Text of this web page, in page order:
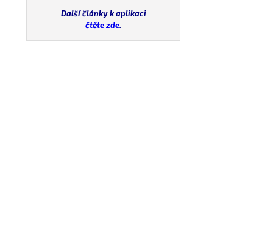
Další články k aplikaci
čtěte zde.